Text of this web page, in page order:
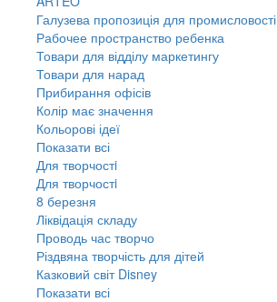
Галузева пропозиція для промисловості
Рабочее пространство ребенка
Товари для відділу маркетингу
Товари для нарад
Прибирання офісів
Колір має значення
Кольорові ідеї
Показати всі
Для творчостi
Для творчостi
8 березня
Ліквідація складу
Проводь час творчо
Різдвяна творчість для дітей
Казковий світ Disney
Показати всі